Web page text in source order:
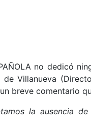
no dedicó
Villanueva
breve comentario
la ausencia